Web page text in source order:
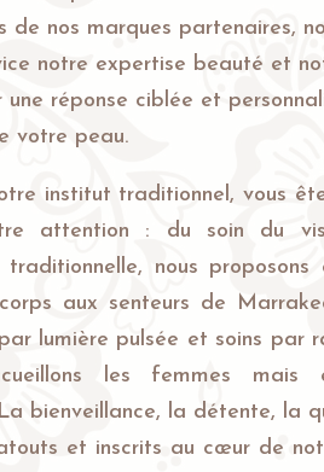
de nos marques partenaires,
notre expertise beauté et
une réponse ciblée et
votre peau.
institut traditionnel, vous
attention : du soin du
traditionnelle, nous proposons
aux senteurs de
lumière pulsée et soins par
les femmes mais
bienveillance, la détente, la
et inscrits au cœur de